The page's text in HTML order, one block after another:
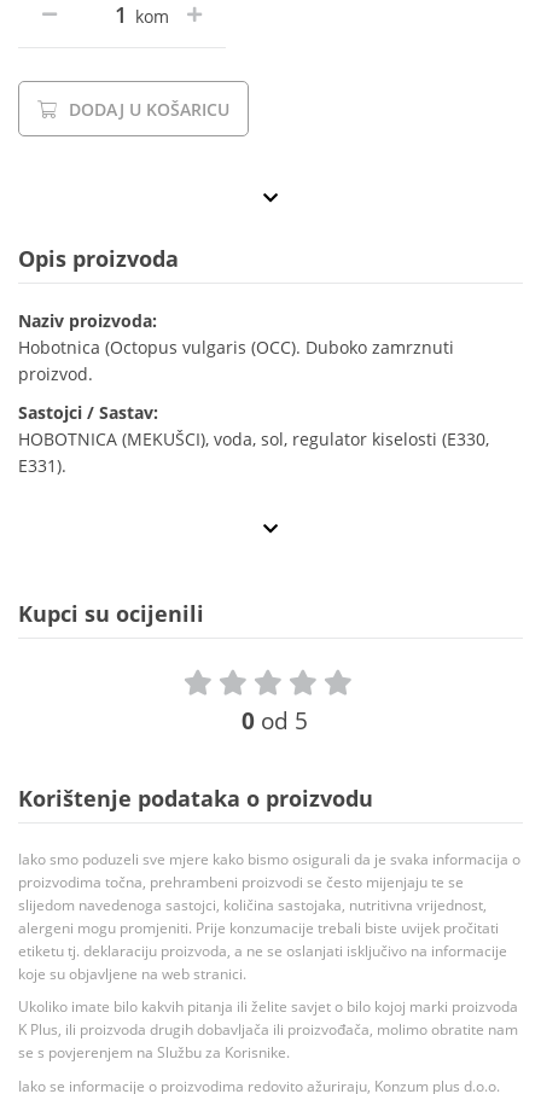
kom
DODAJ U KOŠARICU
Opis proizvoda
Naziv proizvoda:
Hobotnica (Octopus vulgaris (OCC). Duboko zamrznuti
proizvod.
Sastojci / Sastav:
HOBOTNICA (MEKUŠCI), voda, sol, regulator kiselosti (E330,
E331).
Kupci su ocijenili
0 od 5
Korištenje podataka o proizvodu
Iako smo poduzeli sve mjere kako bismo osigurali da je svaka informacija o
proizvodima točna, prehrambeni proizvodi se često mijenjaju te se
slijedom navedenoga sastojci, količina sastojaka, nutritivna vrijednost,
alergeni mogu promjeniti. Prije konzumacije trebali biste uvijek pročitati
etiketu tj. deklaraciju proizvoda, a ne se oslanjati isključivo na informacije
koje su objavljene na web stranici.
Ukoliko imate bilo kakvih pitanja ili želite savjet o bilo kojoj marki proizvoda
K Plus, ili proizvoda drugih dobavljača ili proizvođača, molimo obratite nam
se s povjerenjem na Službu za Korisnike.
Iako se informacije o proizvodima redovito ažuriraju, Konzum plus d.o.o.